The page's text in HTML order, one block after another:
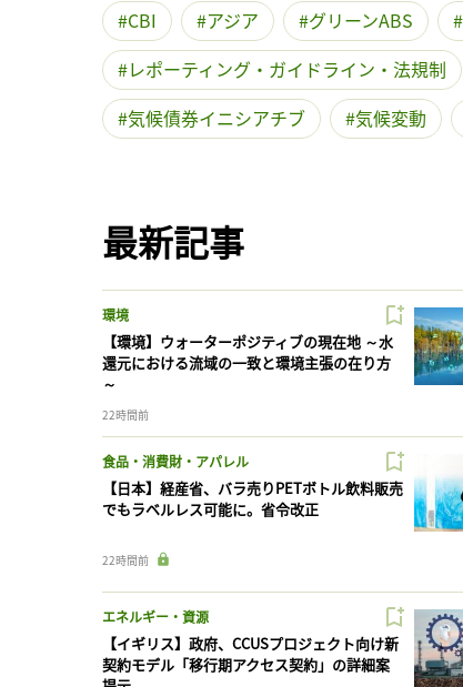
CBI アジア グリーンABS
レポーティング・ガイドライン・法規制
気候債券イニシアチブ
気候変動
最新記事
環境
【環境】ウォーターポジティブの現在地 ～水
還元における流域の一致と環境主張の在り方
～
22時間前
食品・消費財・アパレル
【日本】経産省、バラ売りPETボトル飲料販売
でもラベルレス可能に。省令改正
22時間前
エネルギー・資源
【イギリス】政府、CCUSプロジェクト向け新
契約モデル「移行期アクセス契約」の詳細案